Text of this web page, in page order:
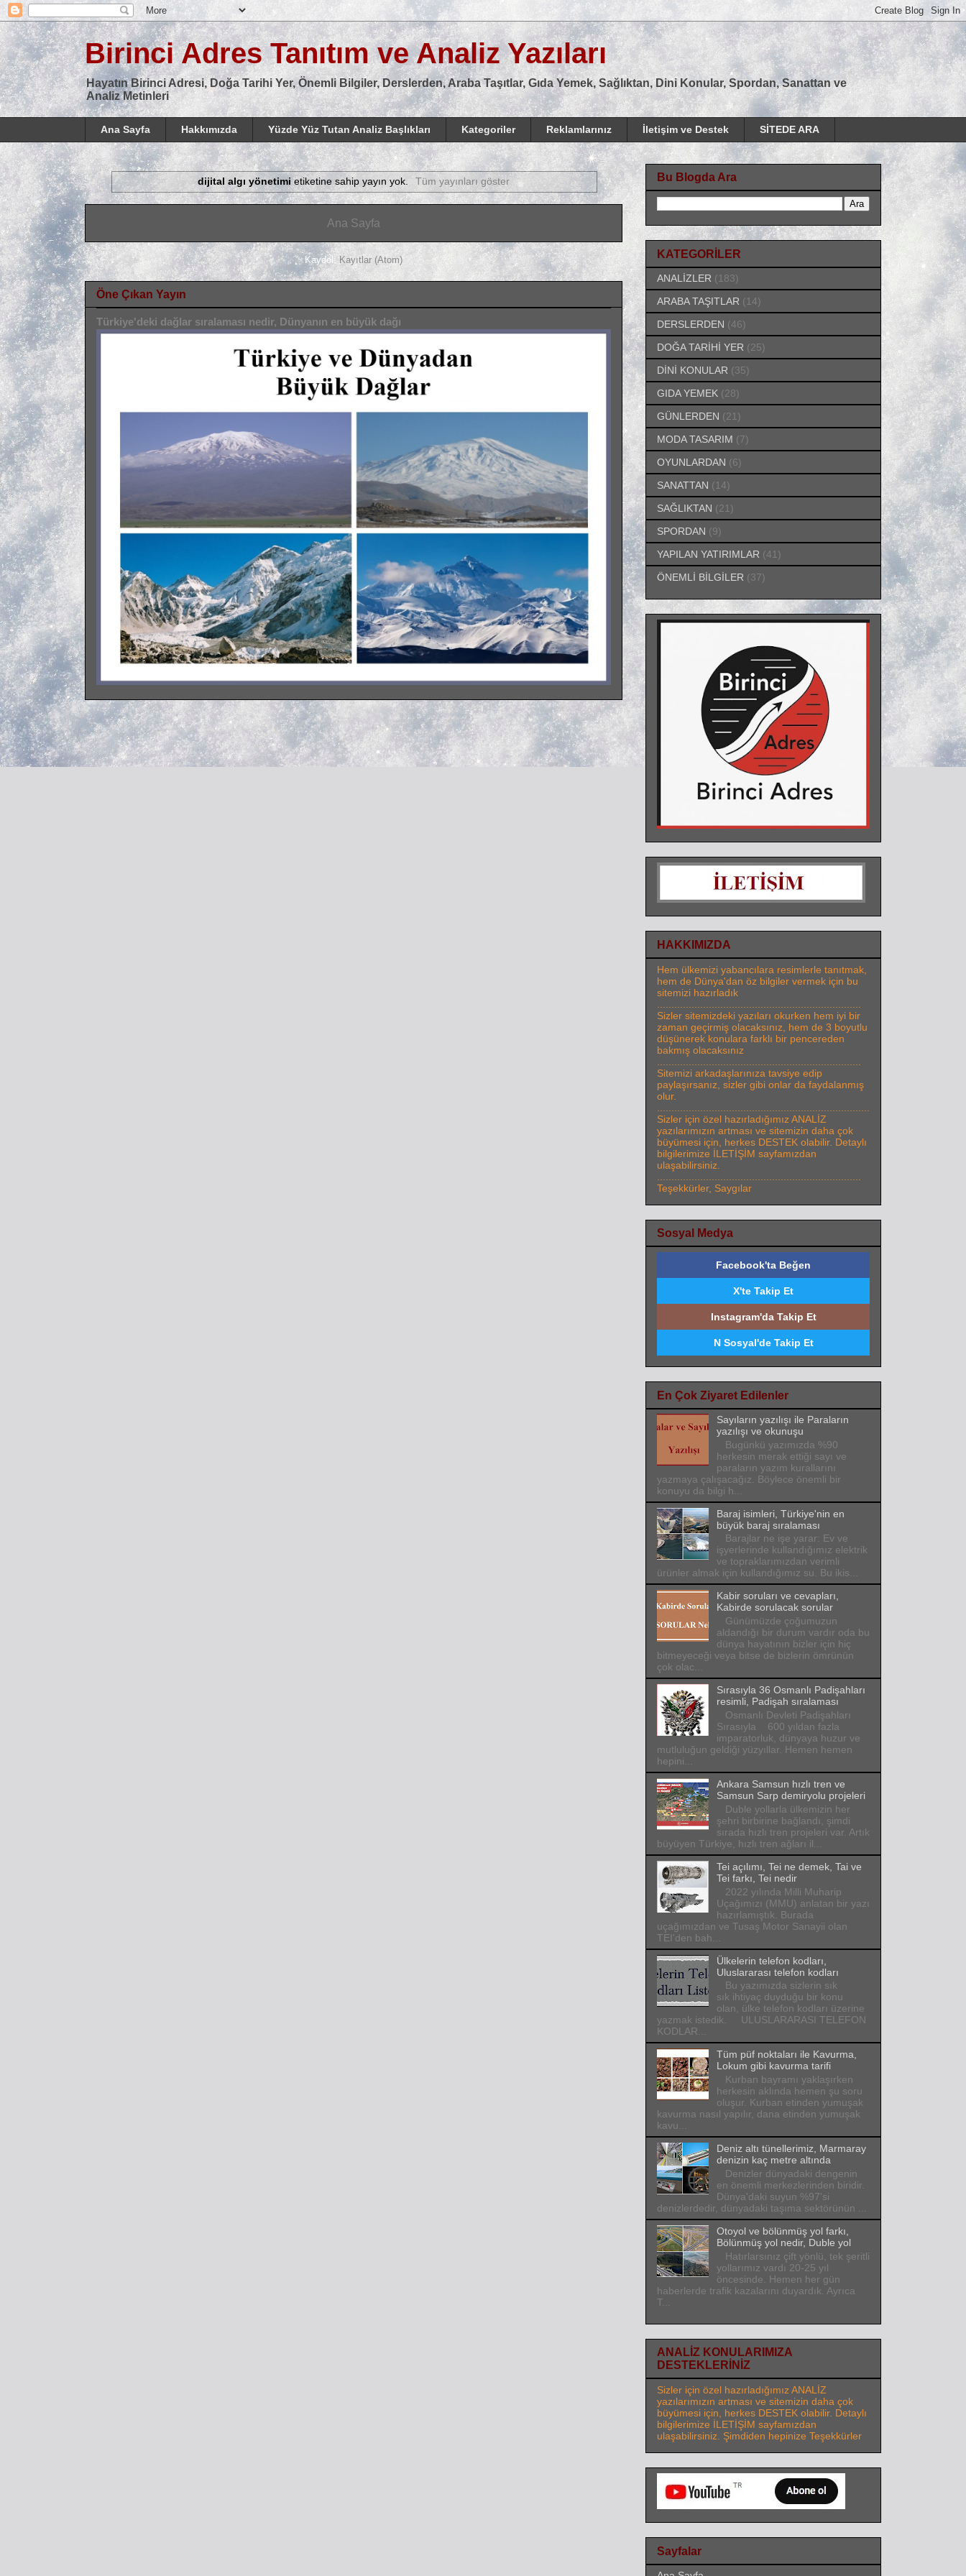
Birinci Adres Tanıtım ve Analiz Yazıları
Hayatın Birinci Adresi, Doğa Tarihi Yer, Önemli Bilgiler, Derslerden, Araba Taşıtlar, Gıda Yemek, Sağlıktan, Dini Konular, Spordan, Sanattan ve
Analiz Metinleri
Ana Sayfa Hakkımızda Yüzde Yüz Tutan Analiz Başlıkları Kategoriler Reklamlarınız İletişim ve Destek SİTEDE ARA
dijital algı yönetimietiketine sahip yayın yok. Tüm yayınları göster
Ana Sayfa
Kaydol: Kayıtlar (Atom)
Öne Çıkan Yayın
Türkiye'deki dağlar sıralaması nedir, Dünyanın en büyük dağı
Bu Blogda Ara
KATEGORİLER
ANALİZLER (183)
ARABA TAŞITLAR (14)
DERSLERDEN (46)
DOĞA TARİHİ YER (25)
DİNİ KONULAR (35)
GIDA YEMEK (28)
GÜNLERDEN (21)
MODA TASARIM (7)
OYUNLARDAN (6)
SANATTAN (14)
SAĞLIKTAN (21)
SPORDAN (9)
YAPILAN YATIRIMLAR (41)
ÖNEMLİ BİLGİLER (37)
HAKKIMIZDA
Hem ülkemizi yabancılara resimlerle tanıtmak,
hem de Dünya'dan öz bilgiler vermek için bu
sitemizi hazırladık
Sizler sitemizdeki yazıları okurken hem iyi bir
zaman geçirmiş olacaksınız, hem de 3 boyutlu
düşünerek konulara farklı bir pencereden
bakmış olacaksınız
Sitemizi arkadaşlarınıza tavsiye edip
paylaşırsanız, sizler gibi onlar da faydalanmış
olur.
Sizler için özel hazırladığımız ANALİZ
yazılarımızın artması ve sitemizin daha çok
büyümesi için, herkes DESTEK olabilir. Detaylı
bilgilerimize İLETİŞİM sayfamızdan
ulaşabilirsiniz.
Teşekkürler, Saygılar
Sosyal Medya
Facebook'ta Beğen
X'te Takip Et
Instagram'da Takip Et
N Sosyal'de Takip Et
En Çok Ziyaret Edilenler
Sayıların yazılışı ile Paraların
yazılışı ve okunuşu
Bugünkü yazımızda %90
herkesin merak ettiği sayı ve
paraların yazım kurallarını
yazmaya çalışacağız. Böylece önemli bir
konuyu da bilgi h...
Baraj isimleri, Türkiye'nin en
büyük baraj sıralaması
Barajlar ne işe yarar: Ev ve
işyerlerinde kullandığımız elektrik
ve topraklarımızdan verimli
ürünler almak için kullandığımız su. Bu ikis...
Kabir soruları ve cevapları,
Kabirde sorulacak sorular
Günümüzde çoğumuzun
aldandığı bir durum vardır oda bu
dünya hayatının bizler için hiç
bitmeyeceği veya bitse de bizlerin ömrünün
çok olac...
Sırasıyla 36 Osmanlı Padişahları
resimli, Padişah sıralaması
Osmanlı Devleti Padişahları
Sırasıyla 600 yıldan fazla
imparatorluk, dünyaya huzur ve
mutluluğun geldiği yüzyıllar. Hemen hemen
hepini...
Ankara Samsun hızlı tren ve
Samsun Sarp demiryolu projeleri
Duble yollarla ülkemizin her
şehri birbirine bağlandı, şimdi
sırada hızlı tren projeleri var. Artık
büyüyen Türkiye, hızlı tren ağları il...
Tei açılımı, Tei ne demek, Tai ve
Tei farkı, Tei nedir
2022 yılında Milli Muharip
Uçağımızı (MMU) anlatan bir yazı
hazırlamıştık. Burada
uçağımızdan ve Tusaş Motor Sanayii olan
TEI'den bah...
Ülkelerin telefon kodları,
Uluslararası telefon kodları
Bu yazımızda sizlerin sık
sık ihtiyaç duyduğu bir konu
olan, ülke telefon kodları üzerine
yazmak istedik. ULUSLARARASI TELEFON
KODLAR...
Tüm püf noktaları ile Kavurma,
Lokum gibi kavurma tarifi
Kurban bayramı yaklaşırken
herkesin aklında hemen şu soru
oluşur. Kurban etinden yumuşak
kavurma nasıl yapılır, dana etinden yumuşak
kavu...
Deniz altı tünellerimiz, Marmaray
denizin kaç metre altında
Denizler dünyadaki dengenin
en önemli merkezlerinden biridir.
Dünya'daki suyun %97'si
denizlerdedir, dünyadaki taşıma sektörünün ...
Otoyol ve bölünmüş yol farkı,
Bölünmüş yol nedir, Duble yol
Hatırlarsınız çift yönlü, tek şeritli
yollarımız vardı 20-25 yıl
öncesinde. Hemen her gün
haberlerde trafik kazalarını duyardık. Ayrıca
T...
ANALİZ KONULARIMIZA
DESTEKLERİNİZ
Sizler için özel hazırladığımız ANALİZ
yazılarımızın artması ve sitemizin daha çok
büyümesi için, herkes DESTEK olabilir. Detaylı
bilgilerimize İLETİŞİM sayfamızdan
ulaşabilirsiniz. Şimdiden hepinize Teşekkürler
Sayfalar